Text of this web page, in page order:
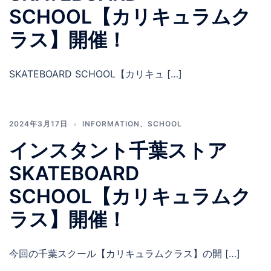
SCHOOL【カリキュラムク
ラス】開催！
SKATEBOARD SCHOOL【カリキュ […]
2024年3月17日 INFORMATION 、 SCHOOL
インスタント千葉ストア
SKATEBOARD
SCHOOL【カリキュラムク
ラス】開催！
今回の千葉スクール【カリキュラムクラス】の開 […]